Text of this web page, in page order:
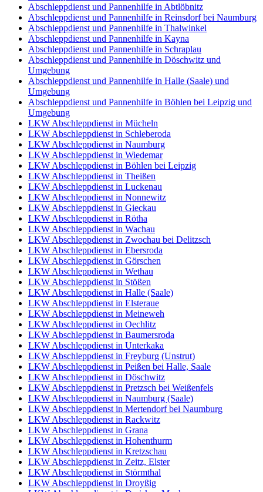
Abschleppdienst und Pannenhilfe in Abtlöbnitz
Abschleppdienst und Pannenhilfe in Reinsdorf bei Naumburg
Abschleppdienst und Pannenhilfe in Thalwinkel
Abschleppdienst und Pannenhilfe in Kayna
Abschleppdienst und Pannenhilfe in Schraplau
Abschleppdienst und Pannenhilfe in Döschwitz und
Umgebung
Abschleppdienst und Pannenhilfe in Halle (Saale) und
Umgebung
Abschleppdienst und Pannenhilfe in Böhlen bei Leipzig und
Umgebung
LKW Abschleppdienst in Mücheln
LKW Abschleppdienst in Schleberoda
LKW Abschleppdienst in Naumburg
LKW Abschleppdienst in Wiedemar
LKW Abschleppdienst in Böhlen bei Leipzig
LKW Abschleppdienst in Theißen
LKW Abschleppdienst in Luckenau
LKW Abschleppdienst in Nonnewitz
LKW Abschleppdienst in Gieckau
LKW Abschleppdienst in Rötha
LKW Abschleppdienst in Wachau
LKW Abschleppdienst in Zwochau bei Delitzsch
LKW Abschleppdienst in Ebersroda
LKW Abschleppdienst in Görschen
LKW Abschleppdienst in Wethau
LKW Abschleppdienst in Stößen
LKW Abschleppdienst in Halle (Saale)
LKW Abschleppdienst in Elsteraue
LKW Abschleppdienst in Meineweh
LKW Abschleppdienst in Oechlitz
LKW Abschleppdienst in Baumersroda
LKW Abschleppdienst in Unterkaka
LKW Abschleppdienst in Freyburg (Unstrut)
LKW Abschleppdienst in Peißen bei Halle, Saale
LKW Abschleppdienst in Döschwitz
LKW Abschleppdienst in Pretzsch bei Weißenfels
LKW Abschleppdienst in Naumburg (Saale)
LKW Abschleppdienst in Mertendorf bei Naumburg
LKW Abschleppdienst in Rackwitz
LKW Abschleppdienst in Grana
LKW Abschleppdienst in Hohenthurm
LKW Abschleppdienst in Kretzschau
LKW Abschleppdienst in Zeitz, Elster
LKW Abschleppdienst in Störmthal
LKW Abschleppdienst in Droyßig